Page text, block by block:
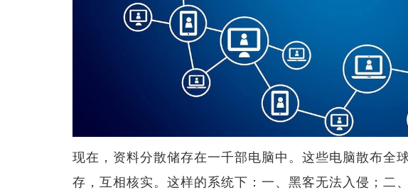
现在，资料分散储存在一千部电脑中。这些电脑散布全
存，互相核实。这样的系统下：一、黑客无法入侵；二